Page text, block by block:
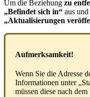
Um die Beziehung zu
„Befindet sich in“ aus
„Aktualisierungen
Aufmerksamkeit!
Wenn Sie die Adresse
Informationen unter
müssen diese nach